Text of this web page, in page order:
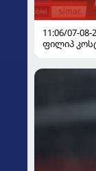
11:06/07-08-
ფილიპ